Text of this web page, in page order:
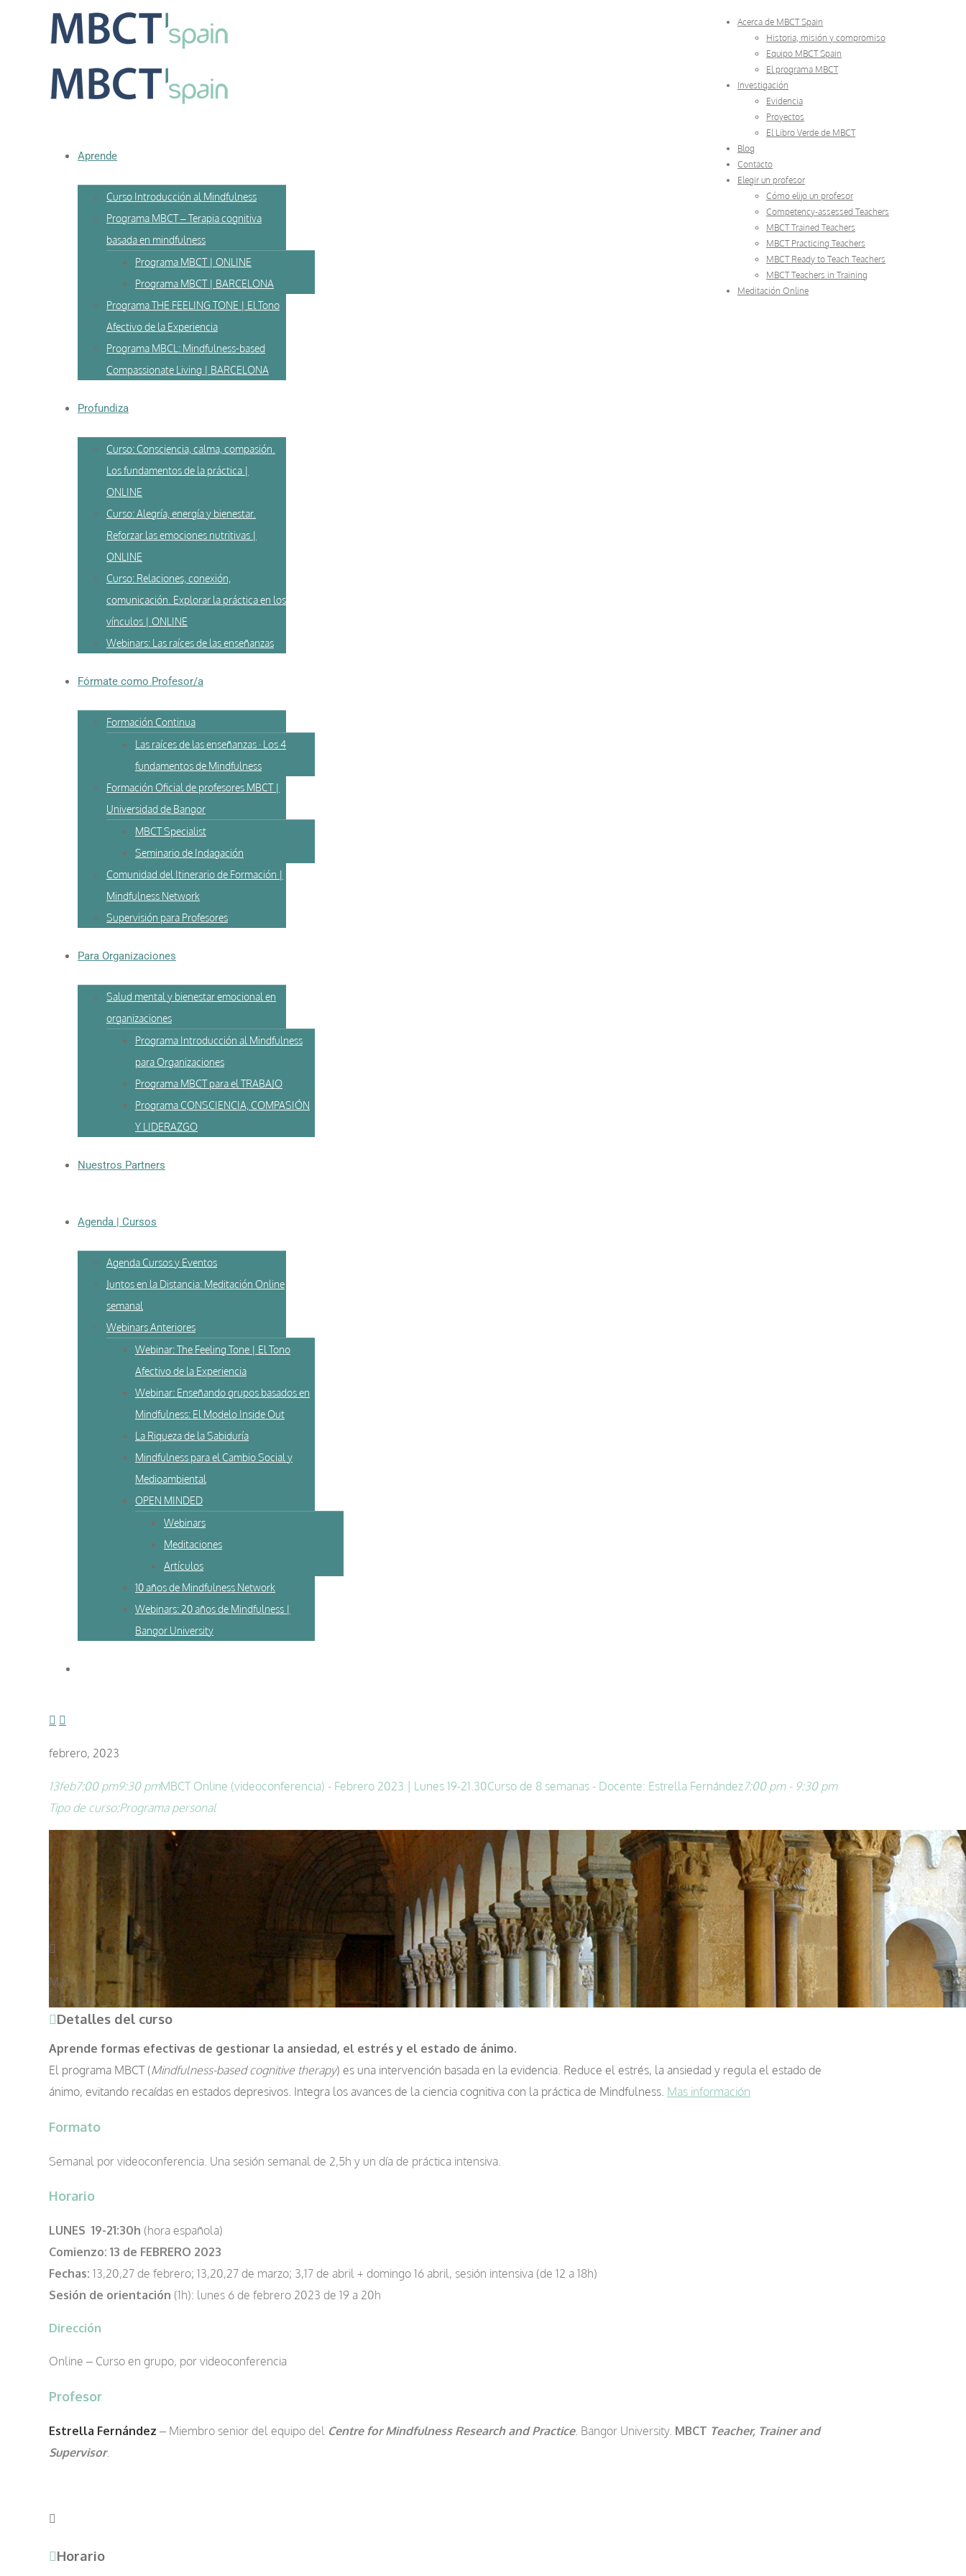
Acerca de MBCT Spain
Historia, misión y compromiso
Equipo MBCT Spain
El programa MBCT
Investigación
Evidencia
Proyectos
El Libro Verde de MBCT
Blog
Contacto
Elegir un profesor
Cómo elijo un profesor
Competency-assessed Teachers
MBCT Trained Teachers
MBCT Practicing Teachers
MBCT Ready to Teach Teachers
MBCT Teachers in Training
Meditación Online
Aprende
Curso Introducción al Mindfulness
Programa MBCT – Terapia cognitiva
basada en mindfulness
Programa MBCT | ONLINE
Programa MBCT | BARCELONA
Programa THE FEELING TONE | El Tono
Afectivo de la Experiencia
Programa MBCL: Mindfulness-based
Compassionate Living | BARCELONA
Profundiza
Curso: Consciencia, calma, compasión.
Los fundamentos de la práctica |
ONLINE
Curso: Alegría, energía y bienestar.
Reforzar las emociones nutritivas |
ONLINE
Curso: Relaciones, conexión,
comunicación. Explorar la práctica en los
vínculos | ONLINE
Webinars: Las raíces de las enseñanzas
Fórmate como Profesor/a
Formación Continua
Las raíces de las enseñanzas · Los 4
fundamentos de Mindfulness
Formación Oficial de profesores MBCT |
Universidad de Bangor
MBCT Specialist
Seminario de Indagación
Comunidad del Itinerario de Formación |
Mindfulness Network
Supervisión para Profesores
Para Organizaciones
Salud mental y bienestar emocional en
organizaciones
Programa Introducción al Mindfulness
para Organizaciones
Programa MBCT para el TRABAJO
Programa CONSCIENCIA, COMPASIÓN
Y LIDERAZGO
Nuestros Partners
Agenda | Cursos
Agenda Cursos y Eventos
Juntos en la Distancia: Meditación Online
semanal
Webinars Anteriores
Webinar: The Feeling Tone | El Tono
Afectivo de la Experiencia
Webinar: Enseñando grupos basados en
Mindfulness: El Modelo Inside Out
La Riqueza de la Sabiduría
Mindfulness para el Cambio Social y
Medioambiental
OPEN MINDED
Webinars
Meditaciones
Artículos
10 años de Mindfulness Network
Webinars: 20 años de Mindfulness |
Bangor University
febrero, 2023
13feb7:00 pm9:30 pmMBCT Online (videoconferencia) - Febrero 2023 | Lunes 19-21.30Curso de 8 semanas - Docente: Estrella Fernández7:00 pm - 9:30 pm
Tipo de curso:Programa personal
Más
Detalles del curso
Aprende formas efectivas de gestionar la ansiedad, el estrés y el estado de ánimo.
El programa MBCT (Mindfulness-based cognitive therapy) es una intervención basada en la evidencia. Reduce el estrés, la ansiedad y regula el estado de
ánimo, evitando recaídas en estados depresivos. Integra los avances de la ciencia cognitiva con la práctica de Mindfulness. Mas información
Formato
Semanal por videoconferencia. Una sesión semanal de 2,5h y un día de práctica intensiva.
Horario
LUNES 19-21:30h (hora española)
Comienzo: 13 de FEBRERO 2023
Fechas: 13,20,27 de febrero; 13,20,27 de marzo; 3,17 de abril + domingo 16 abril, sesión intensiva (de 12 a 18h)
Sesión de orientación (1h): lunes 6 de febrero 2023 de 19 a 20h
Dirección
Online – Curso en grupo, por videoconferencia
Profesor
Estrella Fernández – Miembro senior del equipo del Centre for Mindfulness Research and Practice. Bangor University. MBCT Teacher, Trainer and
Supervisor.
Horario